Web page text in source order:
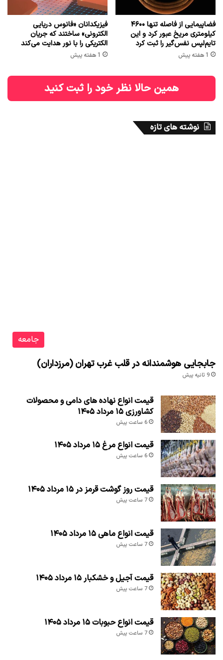
فضاپیمایی از فاصله تنها ۴۶۰۰
کیلومتری مریخ عبور کرد و این
تایم‌لپس نفس‌گیر را ثبت کرد
1 هفته پیش
فیزیکدانان «فانوس دریایی
الکترونی» ساختند که جریان
الکتریکی را با نور هدایت می‌کند
1 هفته پیش
همین حالا نظر خود را ثبت کنید
نوشته های تازه
جامعه
جابجایی هوشمندانه در قلب غرب تهران (مرزداران)
9 ثانیه پیش
قیمت انواع نهاده های دامی و محصولات
کشاورزی ۱۵ مرداد ۱۴۰۵
6 ساعت پیش
قیمت انواع مرغ ۱۵ مرداد ۱۴۰۵
6 ساعت پیش
قیمت روز گوشت قرمز در ۱۵ مرداد ۱۴۰۵
7 ساعت پیش
قیمت انواع ماهی ۱۵ مرداد ۱۴۰۵
7 ساعت پیش
قیمت آجیل و خشکبار ۱۵ مرداد ۱۴۰۵
7 ساعت پیش
قیمت انواع حبوبات ۱۵ مرداد ۱۴۰۵
7 ساعت پیش